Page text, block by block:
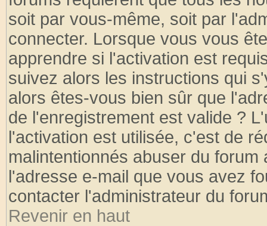
soit par vous-même, soit par
connecter. Lorsque vous vous
apprendre si l'activation est
suivez alors les instructions qui
alors êtes-vous bien sûr que
de l'enregistrement est valide ?
l'activation est utilisée, c'est de
malintentionnés abuser du
l'adresse e-mail que vous avez
contacter l'administrateur du
Revenir en haut